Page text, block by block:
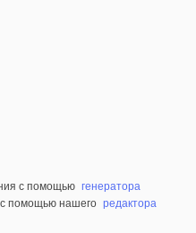
с помощью генератора
с помощью нашего редактора